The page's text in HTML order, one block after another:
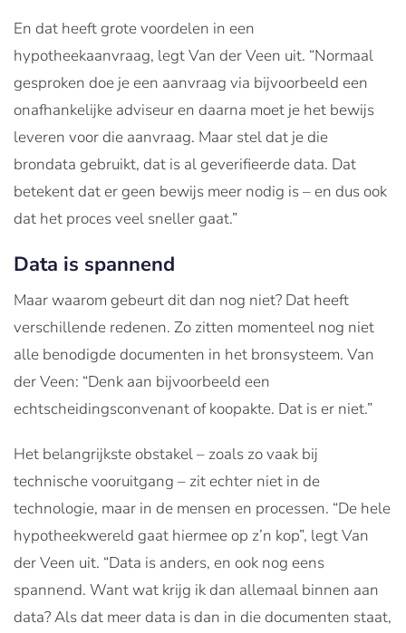
En dat heeft grote voordelen in een
hypotheekaanvraag, legt Van der Veen uit. “Normaal
gesproken doe je een aanvraag via bijvoorbeeld een
onafhankelijke adviseur en daarna moet je het bewijs
leveren voor die aanvraag. Maar stel dat je die
brondata gebruikt, dat is al geverifieerde data. Dat
betekent dat er geen bewijs meer nodig is – en dus ook
dat het proces veel sneller gaat.”
Data is spannend
Maar waarom gebeurt dit dan nog niet? Dat heeft
verschillende redenen. Zo zitten momenteel nog niet
alle benodigde documenten in het bronsysteem. Van
der Veen: “Denk aan bijvoorbeeld een
echtscheidingsconvenant of koopakte. Dat is er niet.”
Het belangrijkste obstakel – zoals zo vaak bij
technische vooruitgang – zit echter niet in de
technologie, maar in de mensen en processen. “De hele
hypotheekwereld gaat hiermee op z’n kop”, legt Van
der Veen uit. “Data is anders, en ook nog eens
spannend. Want wat krijg ik dan allemaal binnen aan
data? Als dat meer data is dan in die documenten staat,